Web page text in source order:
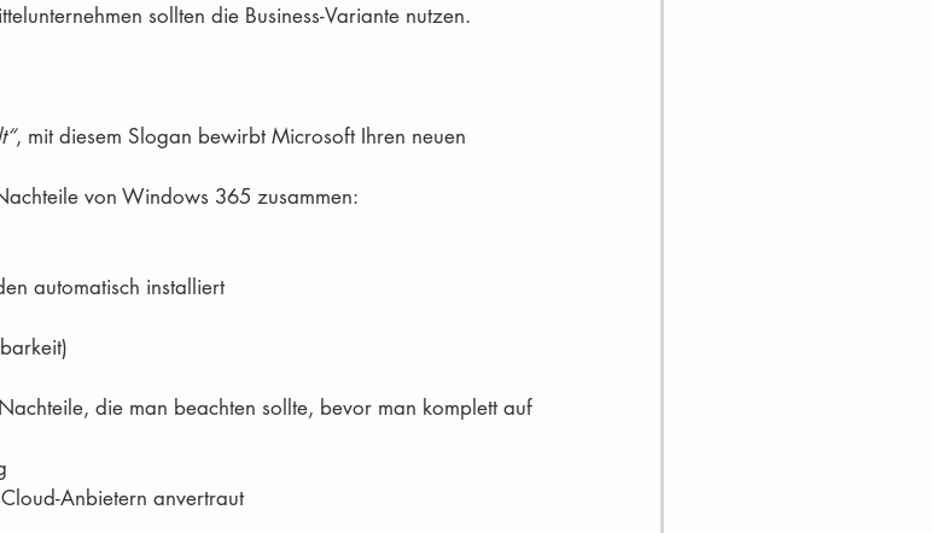
sollten die Business-Variante nutzen.
, mit diesem Slogan bewirbt Microsoft Ihren neuen
von Windows 365 zusammen:
automatisch installiert
die man beachten sollte, bevor man komplett auf
Anbietern anvertraut